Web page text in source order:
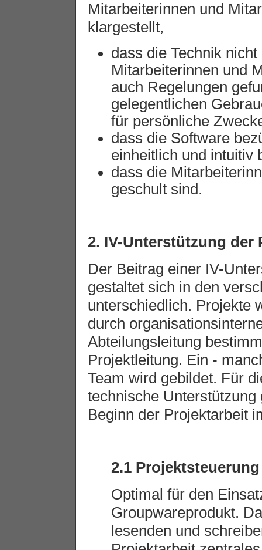
Mitarbeiterinnen und
klargestellt,
dass die Technik
Mitarbeiterinnen und
auch Regelungen
gelegentlichen
für persönliche
dass die Software
einheitlich und intuitiv
dass die
geschult sind.
2. IV-Unterstützung der
Der Beitrag einer IV-
gestaltet sich in den
unterschiedlich. Projekte
durch
Abteilungsleitung
Projektleitung. Ein -
Team wird gebildet. Für
technische
Beginn der Projektarbeit
2.1 Projektsteuerung
Optimal für den
Groupwareprodukt.
lesenden und